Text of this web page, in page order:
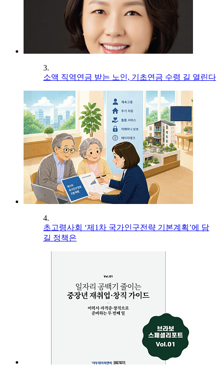
3.
소액 직역연금 받는 노인, 기초연금 수령 길 열린다
4.
초고령사회 ‘제1차 국가인구전략 기본계획’에 담
길 정책은